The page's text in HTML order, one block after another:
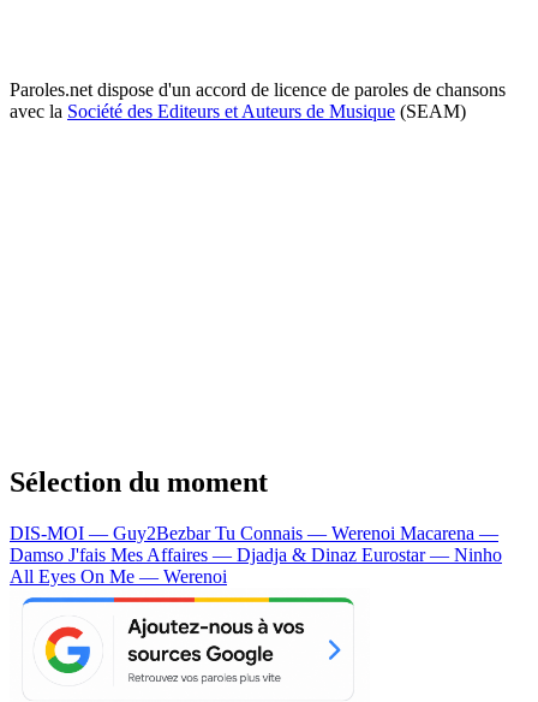
Paroles.net dispose d'un accord de licence de paroles de chansons
avec la Société des Editeurs et Auteurs de Musique (SEAM)
Sélection du moment
DIS-MOI — Guy2BezbarTu Connais — Werenoi Macarena —
Damso J'fais Mes Affaires — Djadja & Dinaz Eurostar — Ninho
All Eyes On Me — Werenoi